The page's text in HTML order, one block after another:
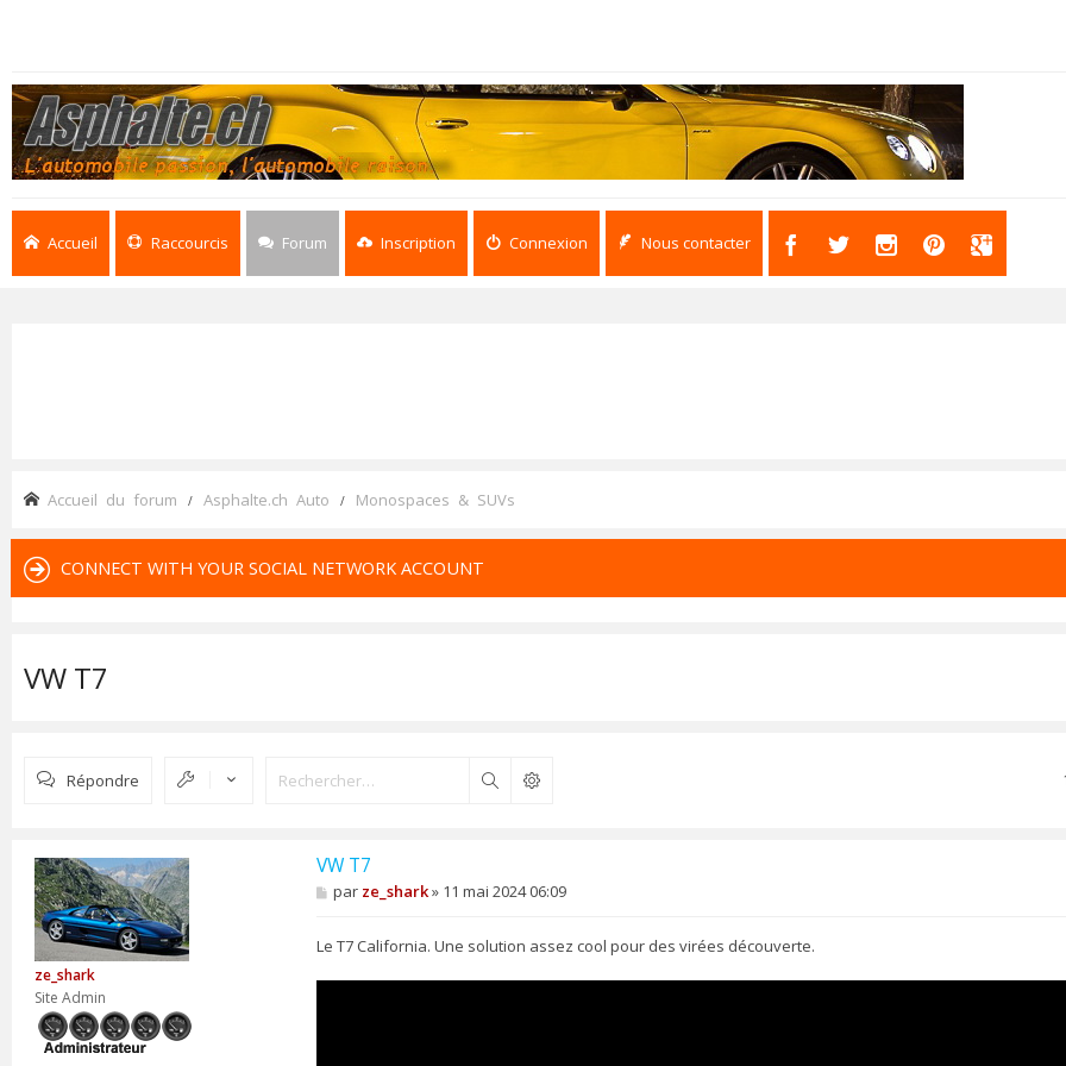
Accueil Raccourcis Forum Inscription Connexion Nous contacter
Accueil du forum Asphalte.ch Auto Monospaces & SUVs
CONNECT WITH YOUR SOCIAL NETWORK ACCOUNT
VW T7
Répondre Rechercher
ze_shark
Site Admin
VW T7
M
e
s
g
par ze_shark» 11 mai 2024 06:09
Le T7 California. Une solution assez cool pour des virées découverte.